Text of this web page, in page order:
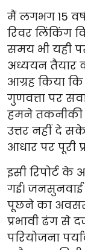
मैं लगभग 15
रिवर लिंकिंग
समय भी यही
अध्ययन तैयार
आग्रह किया
गुणवत्ता पर
हमने तकनीकी
उत्तर नहीं दे
आधार पर पूरी
इसी रिपोर्ट
गई।
पूछने का अवसर
प्रभावी ढंग से
परियोजना